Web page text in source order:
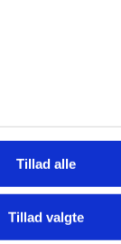
Tillad alle
Tillad valgte
essentielle
relevans i en